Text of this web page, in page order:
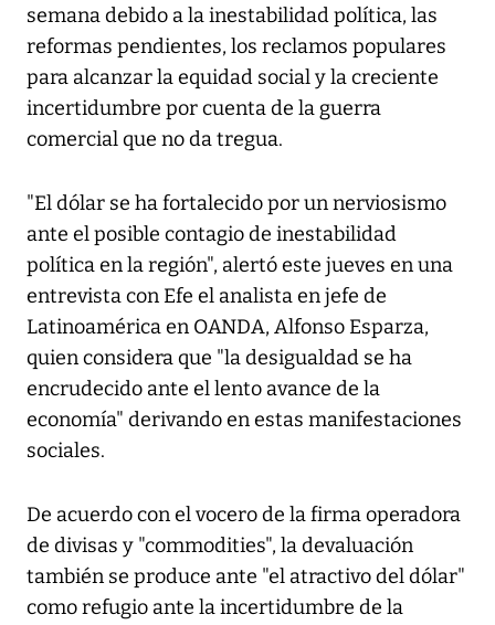
semana debido a la inestabilidad política, las
reformas pendientes, los reclamos populares
para alcanzar la equidad social y la creciente
incertidumbre por cuenta de la guerra
comercial que no da tregua.
"El dólar se ha fortalecido por un nerviosismo
ante el posible contagio de inestabilidad
política en la región", alertó este jueves en una
entrevista con Efe el analista en jefe de
Latinoamérica en OANDA, Alfonso Esparza,
quien considera que "la desigualdad se ha
encrudecido ante el lento avance de la
economía" derivando en estas manifestaciones
sociales.
De acuerdo con el vocero de la firma operadora
de divisas y "commodities", la devaluación
también se produce ante "el atractivo del dólar"
como refugio ante la incertidumbre de la